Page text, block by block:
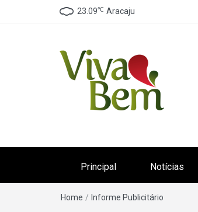
23.09℃ Aracaju
Principal Notícias
Home / Informe Publicitário